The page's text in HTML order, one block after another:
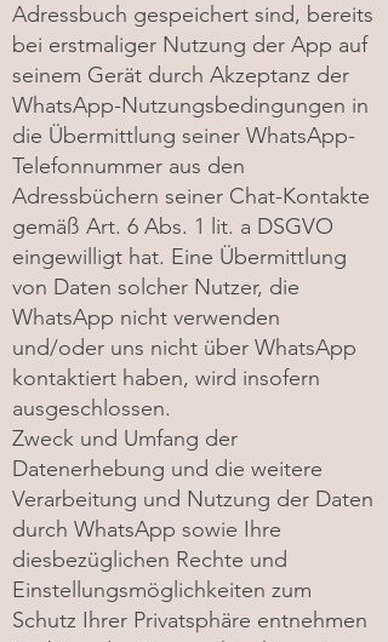
Adressbuch gespeichert sind, bereits
bei erstmaliger Nutzung der App auf
seinem Gerät durch Akzeptanz der
WhatsApp-Nutzungsbedingungen in
die Übermittlung seiner WhatsApp-
Telefonnummer aus den
Adressbüchern seiner Chat-Kontakte
gemäß Art. 6 Abs. 1 lit. a DSGVO
eingewilligt hat. Eine Übermittlung
von Daten solcher Nutzer, die
WhatsApp nicht verwenden
und/oder uns nicht über WhatsApp
kontaktiert haben, wird insofern
ausgeschlossen.
Zweck und Umfang der
Datenerhebung und die weitere
Verarbeitung und Nutzung der Daten
durch WhatsApp sowie Ihre
diesbezüglichen Rechte und
Einstellungsmöglichkeiten zum
Schutz Ihrer Privatsphäre entnehmen